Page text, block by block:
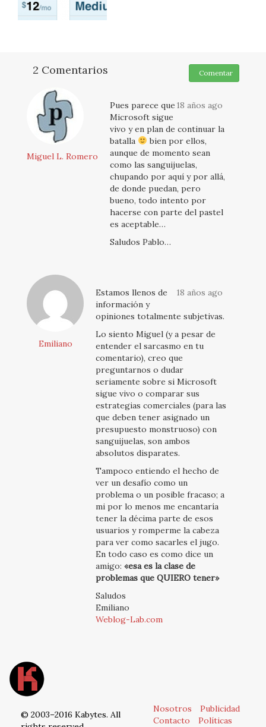
2 Comentarios Comentar
Miguel L. Romero
18 años ago
Pues parece que
Microsoft sigue
vivo y en plan de continuar la
batalla
bien por ellos,
aunque de momento sean
como las sanguijuelas,
chupando por aquí y por allá,
de donde puedan, pero
bueno, todo intento por
hacerse con parte del pastel
es aceptable…
Saludos Pablo…
Emiliano
18 años ago
Estamos llenos de
información y
opiniones totalmente subjetivas.
Lo siento Miguel (y a pesar de
entender el sarcasmo en tu
comentario), creo que
preguntarnos o dudar
seriamente sobre si Microsoft
sigue vivo o comparar sus
estrategias comerciales (para las
que deben tener asignado un
presupuesto monstruoso) con
sanguijuelas, son ambos
absolutos disparates.
Tampoco entiendo el hecho de
ver un desafío como un
problema o un posible fracaso; a
mi por lo menos me encantaría
tener la décima parte de esos
usuarios y romperme la cabeza
para ver como sacarles el jugo.
En todo caso es como dice un
amigo: «esa es la clase de
problemas que QUIERO tener»
Saludos
Emiliano
Weblog-Lab.com
© 2003–2016 Kabytes. All
Nosotros
Publicidad
Contacto
Políticas